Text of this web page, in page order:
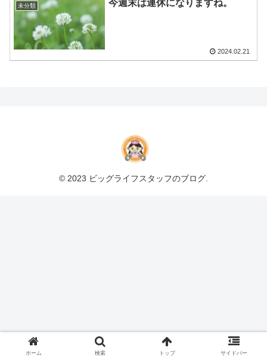
未分類 今週末は連休になりますね。
2024.02.21
© 2023 ビッグライフスタッフのブログ.
ホーム 検索 トップ サイドバー